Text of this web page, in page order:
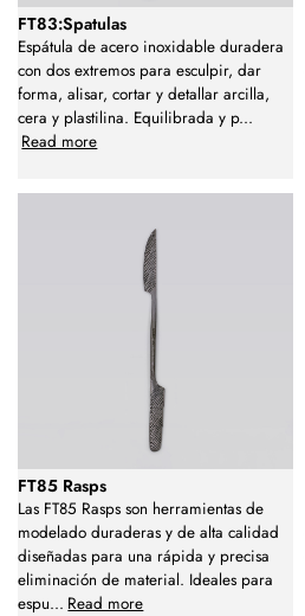
FT83:Spatulas
Espátula de acero inoxidable duradera
con dos extremos para esculpir, dar
forma, alisar, cortar y detallar arcilla,
cera y plastilina. Equilibrada y p...
Read more
FT85 Rasps
Las FT85 Rasps son herramientas de
modelado duraderas y de alta calidad
diseñadas para una rápida y precisa
eliminación de material. Ideales para
espu... Read more